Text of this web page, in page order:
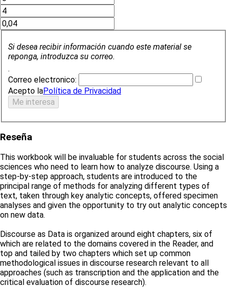
Si desea recibir información cuando este material se
reponga, introduzca su correo.
.
Correo electronico:
Acepto laPolítica de Privacidad
Reseña
This workbook will be invaluable for students across the social
sciences who need to learn how to analyze discourse. Using a
step-by-step approach, students are introduced to the
principal range of methods for analyzing different types of
text, taken through key analytic concepts, offered specimen
analyses and given the opportunity to try out analytic concepts
on new data.
Discourse as Data is organized around eight chapters, six of
which are related to the domains covered in the Reader, and
top and tailed by two chapters which set up common
methodological issues in discourse research relevant to all
approaches (such as transcription and the application and the
critical evaluation of discourse research).